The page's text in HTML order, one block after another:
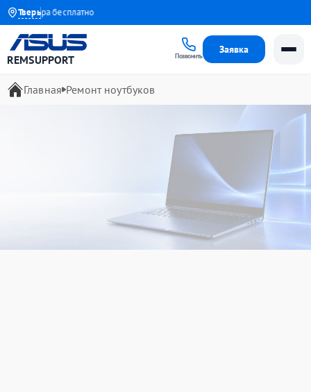
Тверь
бесплатно
REMSUPPORT Позвонить
Заявка
Главная Ремонт ноутбуков